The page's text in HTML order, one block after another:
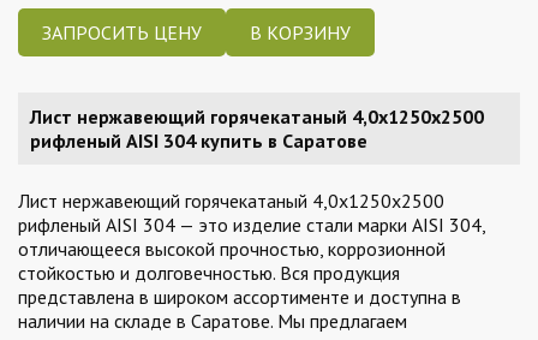
ЗАПРОСИТЬ ЦЕНУ
Лист нержавеющий горячекатаный 4,0х1250х2500
рифленый AISI 304 купить в Саратове
Лист нержавеющий горячекатаный 4,0х1250х2500
рифленый AISI 304 — это изделие стали марки AISI 304,
отличающееся высокой прочностью, коррозионной
стойкостью и долговечностью. Вся продукция
представлена в широком ассортименте и доступна в
наличии на складе в Саратове. Мы предлагаем